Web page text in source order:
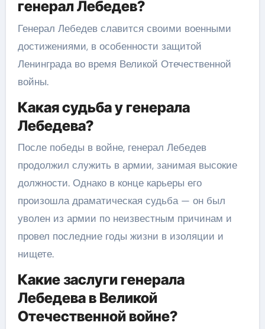
генерал Лебедев?
Генерал Лебедев славится своими военными
достижениями, в особенности защитой
Ленинграда во время Великой Отечественной
войны.
Какая судьба у генерала
Лебедева?
После победы в войне, генерал Лебедев
продолжил служить в армии, занимая высокие
должности. Однако в конце карьеры его
произошла драматическая судьба — он был
уволен из армии по неизвестным причинам и
провел последние годы жизни в изоляции и
нищете.
Какие заслуги генерала
Лебедева в Великой
Отечественной войне?